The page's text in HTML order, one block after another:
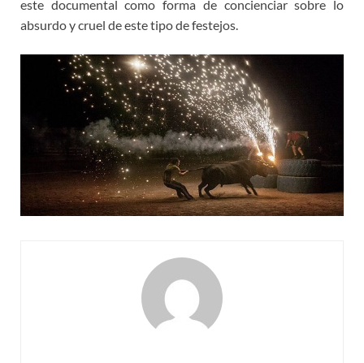
este documental como forma de concienciar sobre lo
absurdo y cruel de este tipo de festejos.